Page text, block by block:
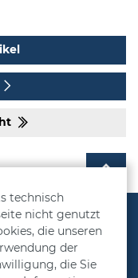
technisch
nicht genutzt
die unseren
der
die Sie